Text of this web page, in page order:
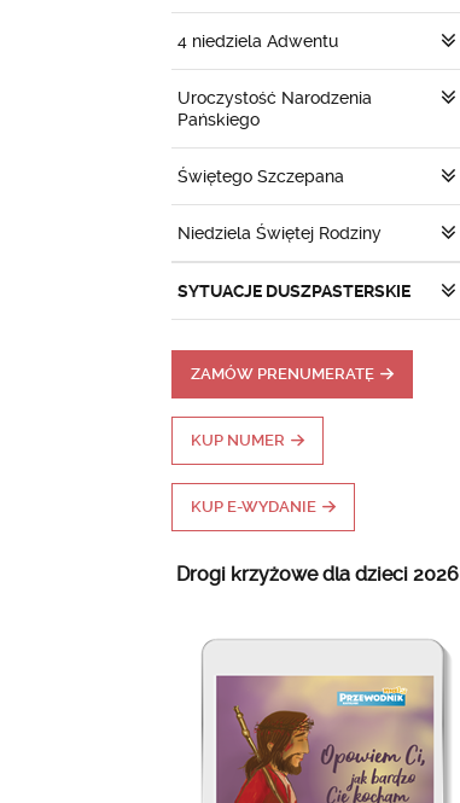
4 niedziela Adwentu
Uroczystość Narodzenia
Pańskiego
Świętego Szczepana
Niedziela Świętej Rodziny
SYTUACJE DUSZPASTERSKIE
ZAMÓW PRENUMERATĘ
KUP NUMER
KUP E-WYDANIE
Drogi krzyżowe dla dzieci 2026